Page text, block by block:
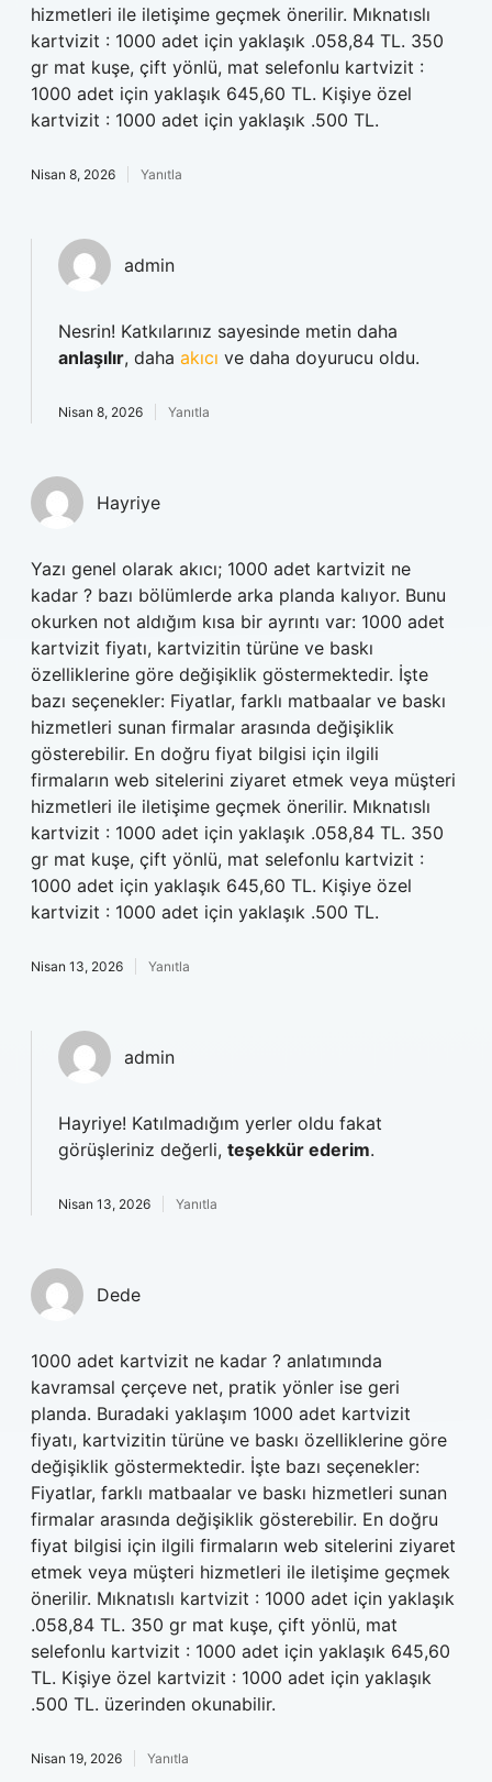
hizmetleri ile iletişime geçmek önerilir. Mıknatıslı
kartvizit : 1000 adet için yaklaşık .058,84 TL. 350
gr mat kuşe, çift yönlü, mat selefonlu kartvizit :
1000 adet için yaklaşık 645,60 TL. Kişiye özel
kartvizit : 1000 adet için yaklaşık .500 TL.
Nisan 8, 2026 Yanıtla
admin
Nesrin! Katkılarınız sayesinde metin daha
anlaşılır, daha akıcı ve daha doyurucu oldu.
Nisan 8, 2026 Yanıtla
Hayriye
Yazı genel olarak akıcı; 1000 adet kartvizit ne
kadar ? bazı bölümlerde arka planda kalıyor. Bunu
okurken not aldığım kısa bir ayrıntı var: 1000 adet
kartvizit fiyatı, kartvizitin türüne ve baskı
özelliklerine göre değişiklik göstermektedir. İşte
bazı seçenekler: Fiyatlar, farklı matbaalar ve baskı
hizmetleri sunan firmalar arasında değişiklik
gösterebilir. En doğru fiyat bilgisi için ilgili
firmaların web sitelerini ziyaret etmek veya müşteri
hizmetleri ile iletişime geçmek önerilir. Mıknatıslı
kartvizit : 1000 adet için yaklaşık .058,84 TL. 350
gr mat kuşe, çift yönlü, mat selefonlu kartvizit :
1000 adet için yaklaşık 645,60 TL. Kişiye özel
kartvizit : 1000 adet için yaklaşık .500 TL.
Nisan 13, 2026 Yanıtla
admin
Hayriye! Katılmadığım yerler oldu fakat
görüşleriniz değerli, teşekkür ederim.
Nisan 13, 2026 Yanıtla
Dede
1000 adet kartvizit ne kadar ? anlatımında
kavramsal çerçeve net, pratik yönler ise geri
planda. Buradaki yaklaşım 1000 adet kartvizit
fiyatı, kartvizitin türüne ve baskı özelliklerine göre
değişiklik göstermektedir. İşte bazı seçenekler:
Fiyatlar, farklı matbaalar ve baskı hizmetleri sunan
firmalar arasında değişiklik gösterebilir. En doğru
fiyat bilgisi için ilgili firmaların web sitelerini ziyaret
etmek veya müşteri hizmetleri ile iletişime geçmek
önerilir. Mıknatıslı kartvizit : 1000 adet için yaklaşık
.058,84 TL. 350 gr mat kuşe, çift yönlü, mat
selefonlu kartvizit : 1000 adet için yaklaşık 645,60
TL. Kişiye özel kartvizit : 1000 adet için yaklaşık
.500 TL. üzerinden okunabilir.
Nisan 19, 2026 Yanıtla